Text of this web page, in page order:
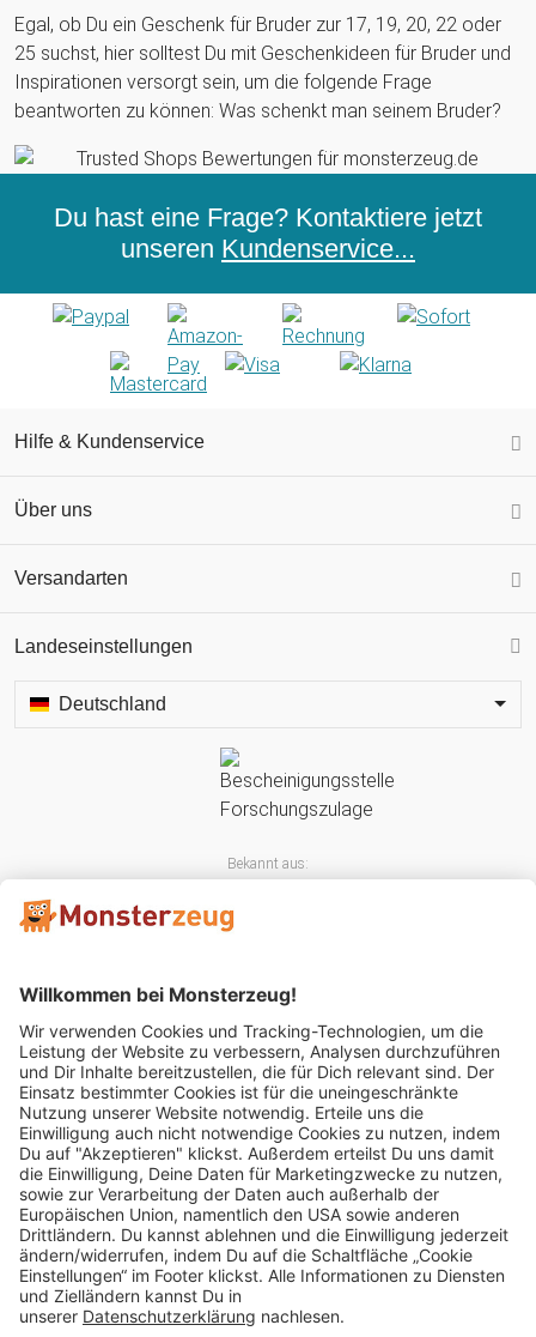
Egal, ob Du ein Geschenk für Bruder zur 17, 19, 20, 22 oder
25 suchst, hier solltest Du mit Geschenkideen für Bruder und
Inspirationen versorgt sein, um die folgende Frage
beantworten zu können: Was schenkt man seinem Bruder?
Du hast eine Frage? Kontaktiere jetzt
unseren Kundenservice...
Hilfe & Kundenservice
Über uns
Versandarten
Landeseinstellungen
Deutschland
Bekannt aus:
Mitglied im:
Impressum AGB Widerrufsbelehrung